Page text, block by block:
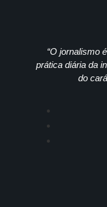
“O jornalismo
prática diária da
do